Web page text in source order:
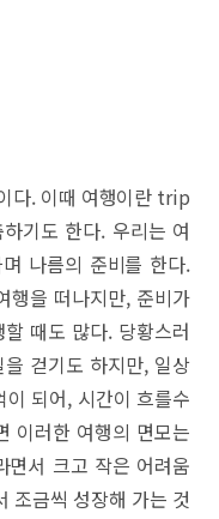
다. 이때 여행이란 trip
기도 한다. 우리는 여
나름의 준비를 한다.
행을 떠나지만, 준비가
때도 많다. 당황스러
걷기도 하지만, 일상
되어, 시간이 흐를수
이러한 여행의 면모는
면서 크고 작은 어려움
조금씩 성장해 가는 것